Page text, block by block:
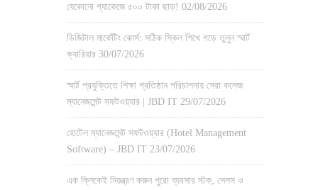
যেকোনো প্যাকেজে ৫০০ টাকা ছাড়! 02/08/2026
ডিজিটাল মার্কেটিং কোর্স: সঠিক স্কিল শিখে গড়ে তুলুন স্মার্ট
ক্যারিয়ার 30/07/2026
স্মার্ট প্রযুক্তিতে শিক্ষা প্রতিষ্ঠান পরিচালনায় সেরা কলেজ
ম্যানেজমেন্ট সফটওয়্যার | JBD IT 29/07/2026
হোটেল ম্যানেজমেন্ট সফটওয়্যার (Hotel Management
Software) – JBD IT 23/07/2026
এক ক্লিকেই নিয়ন্ত্রণ করুন পুরো ব্যবসার স্টক, সেলস ও